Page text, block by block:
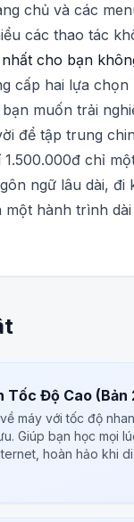
chủ và các
các thao tác
cho bạn
cấp hai lựa
muốn trải
để tập trung
1.500.000đ chỉ
ngữ lâu dài,
hành trình
Tốc Độ Cao (Bản
máy với tốc độ
Giúp bạn học mọi
hoàn hảo khi